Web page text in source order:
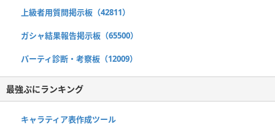
上級者用質問掲示板（42811）
ガシャ結果報告掲示板（65500）
パーティ診断・考察板（12009）
最強ぷにランキング
キャラティア表作成ツール